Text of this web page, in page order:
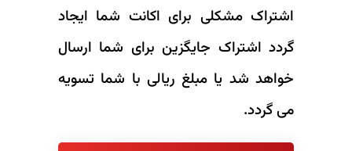
اشتراک مشکلی برای اکانت شما ایجاد
گردد اشتراک جایگزین برای شما ارسال
خواهد شد یا مبلغ ریالی با شما تسویه
می گردد.